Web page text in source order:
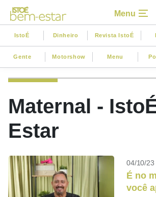
Menu
IstoÉ Dinheiro Revista IstoÉ
Gente Motorshow Menu
Maternal -
Estar
04/10/23
É no
você